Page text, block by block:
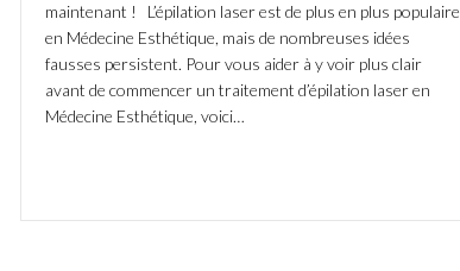
maintenant ! L’épilation laser est de plus en plus populaire
en Médecine Esthétique, mais de nombreuses idées
fausses persistent. Pour vous aider à y voir plus clair
avant de commencer un traitement d’épilation laser en
Médecine Esthétique, voici…